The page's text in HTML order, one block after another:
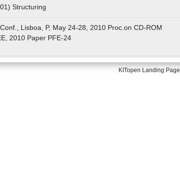
Structuring
Lisboa, P, May 24-28, 2010 Proc.on CD-ROM
2010 Paper PFE-24
KITopen Landing Page